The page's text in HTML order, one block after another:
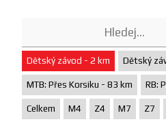
Dětský závod - 2 km Dětský
MTB: Přes Korsiku - 83 km RB:
Celkem M4 Z4 M7 Z7